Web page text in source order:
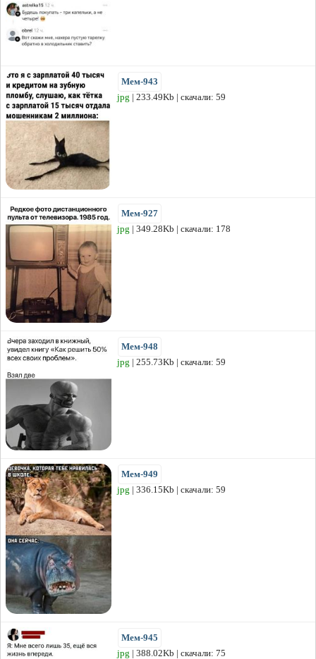
Мем-943
jpg | 233.49Kb | скачали: 59
Мем-927
jpg | 349.28Kb | скачали: 178
Мем-948
jpg | 255.73Kb | скачали: 59
Мем-949
jpg | 336.15Kb | скачали: 59
Мем-945
jpg | 388.02Kb | скачали: 75